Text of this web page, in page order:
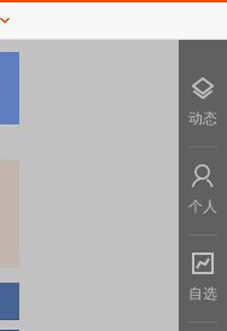
动态
个人
自选